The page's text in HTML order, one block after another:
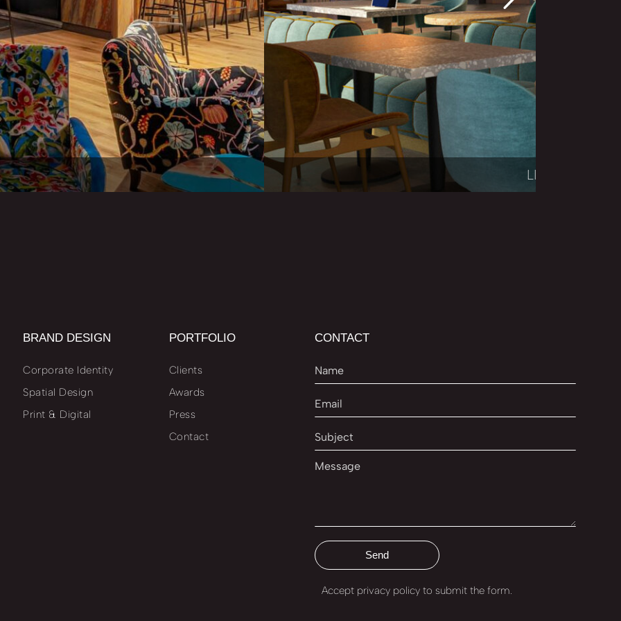
ME & ALL HOTEL — LEIPZIG, DE
BRAND DESIGN
Corporate Identity
Spatial Design
Print & Digital
PORTFOLIO
Clients
Awards
Press
Contact
CONTACT
Accept privacy policy to submit the form.